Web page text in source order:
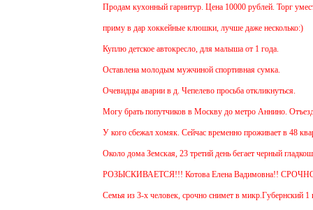
Продам кухонный гарнитур. Цена 10000 рублей. Торг уместен.
приму в дар хоккейные клюшки, лучше даже несколько:)
Куплю детское автокресло, для малыша от 1 года.
Оставлена молодым мужчиной спортивная сумка.
Очевидцы аварии в д. Чепелево просьба откликнуться.
Могу брать попутчиков в Москву до метро Аннино. Отъезд
У кого сбежал хомяк. Сейчас временно проживает в 48
Около дома Земская, 23 третий день бегает черный
РОЗЫСКИВАЕТСЯ!!! Котова Елена Вадимовна!!
Семья из 3-х человек, срочно снимет в микр.Губернский 1